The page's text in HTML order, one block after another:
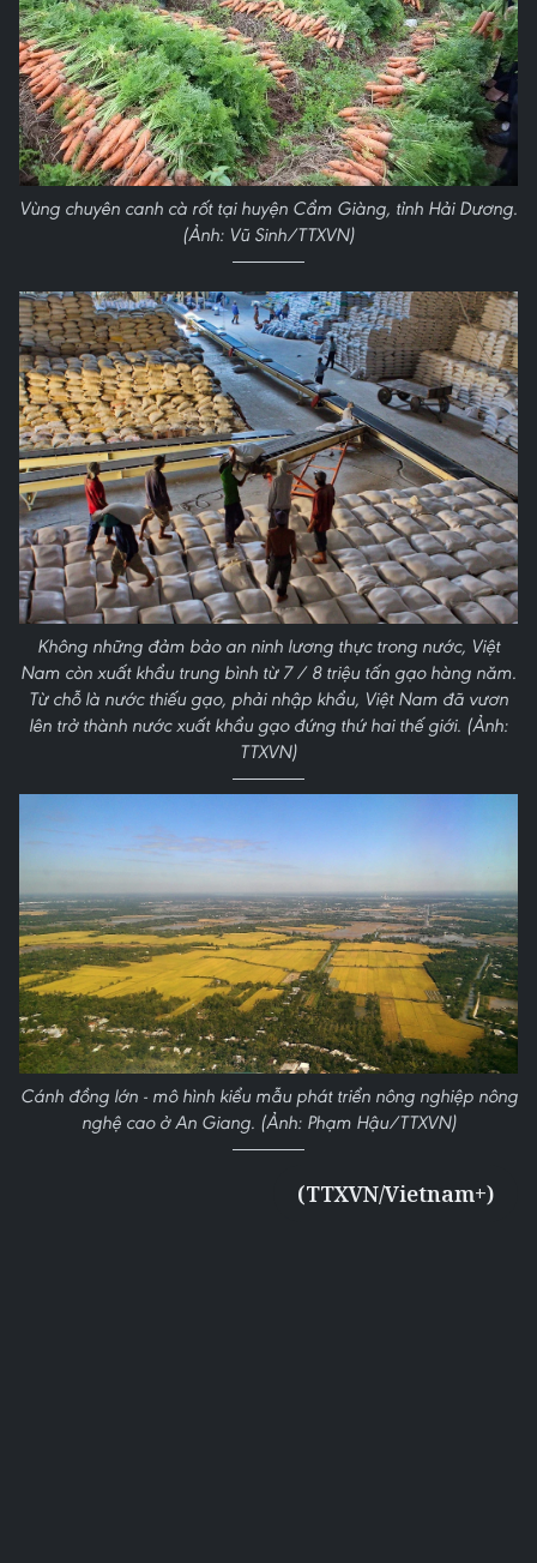
Vùng chuyên canh cà rốt tại huyện Cẩm Giàng, tỉnh Hải Dương.
(Ảnh: Vũ Sinh/TTXVN)
Không những đảm bảo an ninh lương thực trong nước, Việt
Nam còn xuất khẩu trung bình từ 7 / 8 triệu tấn gạo hàng năm.
Từ chỗ là nước thiếu gạo, phải nhập khẩu, Việt Nam đã vươn
lên trở thành nước xuất khẩu gạo đứng thứ hai thế giới. (Ảnh:
TTXVN)
Cánh đồng lớn - mô hình kiểu mẫu phát triển nông nghiệp nông
nghệ cao ở An Giang. (Ảnh: Phạm Hậu/TTXVN)
(TTXVN/Vietnam+)